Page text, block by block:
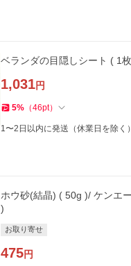
ベランダの目隠しシート ( 1
1,031円
5% （46pt）
1〜2日以内に発送（休業日を除く）
ホウ砂(結晶) ( 50g )/ ケンエ
)
お取り寄せ
475円